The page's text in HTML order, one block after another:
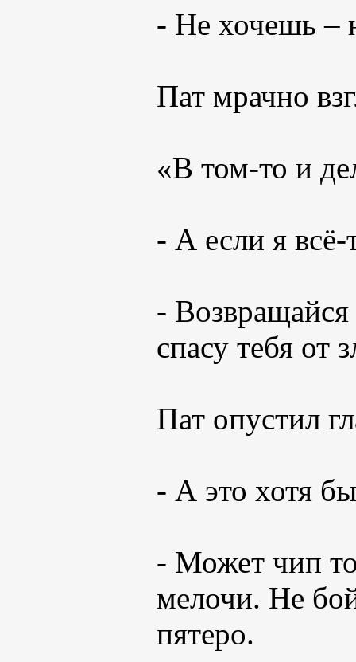
- Не хочешь –
Пат мрачно
«В том-то и
- А если я всё-
-
спасу тебя
Пат опустил
- А это хотя
- Может чип
мелочи. Не
пятеро.